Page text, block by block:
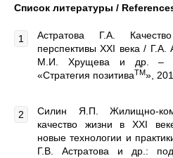
Список литературы /
Астратова Г.А.
перспективы XXI века / Г.А.
М.И. Хрущева и др. –
«Стратегия позитиваТМ»,
Силин Я.П. Жилищно-
качество жизни в XXI
новые технологии и
Г.В. Астратова и др.: